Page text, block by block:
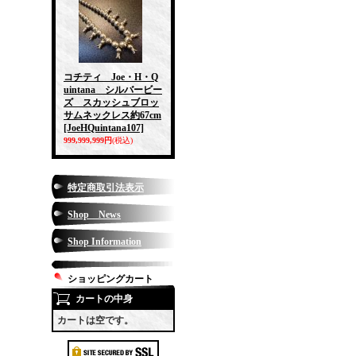
コチティ Joe・H・Q
uintana シルバービー
ズ スカッシュブロッ
サムネックレス約67cm
[JoeHQuintana107]
999,999,999円(税込)
特定商取引法表示
Shop News
Shop Information
ショッピングカート
カートの中身
カートは空です。